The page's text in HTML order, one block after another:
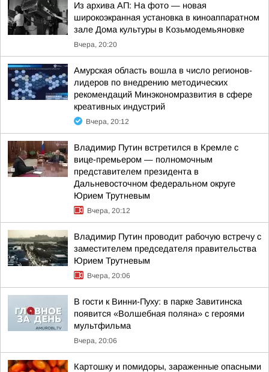
Из архива АП: На фото — новая
широкоэкранная установка в киноаппаратном
зале Дома культуры в Козьмодемьяновке
Вчера, 20:20
Амурская область вошла в число регионов-
лидеров по внедрению методических
рекомендаций Минэкономразвития в сфере
креативных индустрий
Вчера, 20:12
Владимир Путин встретился в Кремле с
вице-премьером — полномочным
представителем президента в
Дальневосточном федеральном округе
Юрием Трутневым
Вчера, 20:12
Владимир Путин проводит рабочую встречу с
заместителем председателя правительства
Юрием Трутневым
Вчера, 20:06
В гости к Винни-Пуху: в парке Завитинска
появится «Волшебная поляна» с героями
мультфильма
Вчера, 20:06
Картошку и помидоры, зараженные опасными